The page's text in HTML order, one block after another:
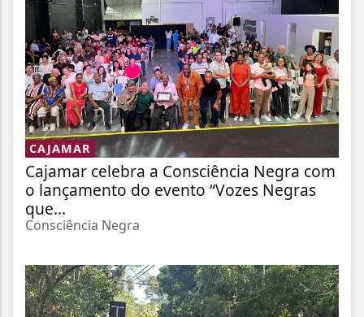
CAJAMAR
Cajamar celebra a Consciência Negra com
o lançamento do evento “Vozes Negras
que...
Consciência Negra